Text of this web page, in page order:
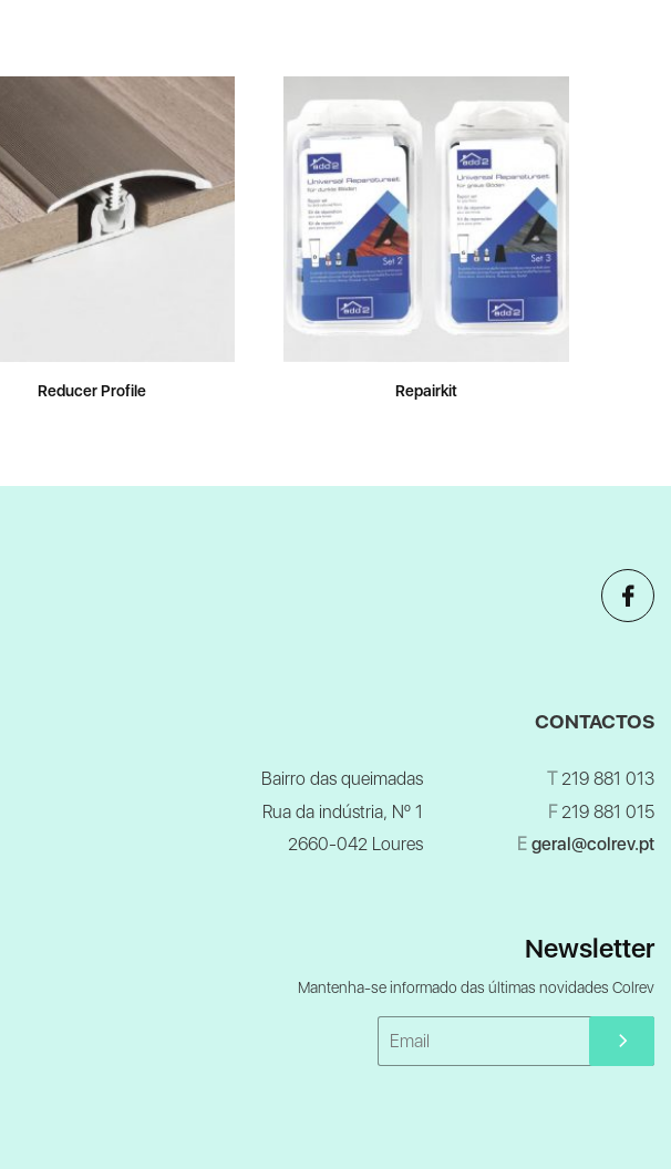
Reducer Profile Repairkit
CONTACTOS
Bairro das queimadas
Rua da indústria, Nº 1
2660-042 Loures
T219 881 013
F219 881 015
E geral@colrev.pt
Newsletter
Mantenha-se informado das últimas novidades Colrev